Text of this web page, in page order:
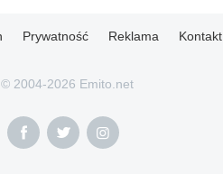
Prywatność Reklama Kontakt
© 2004-2026 Emito.net